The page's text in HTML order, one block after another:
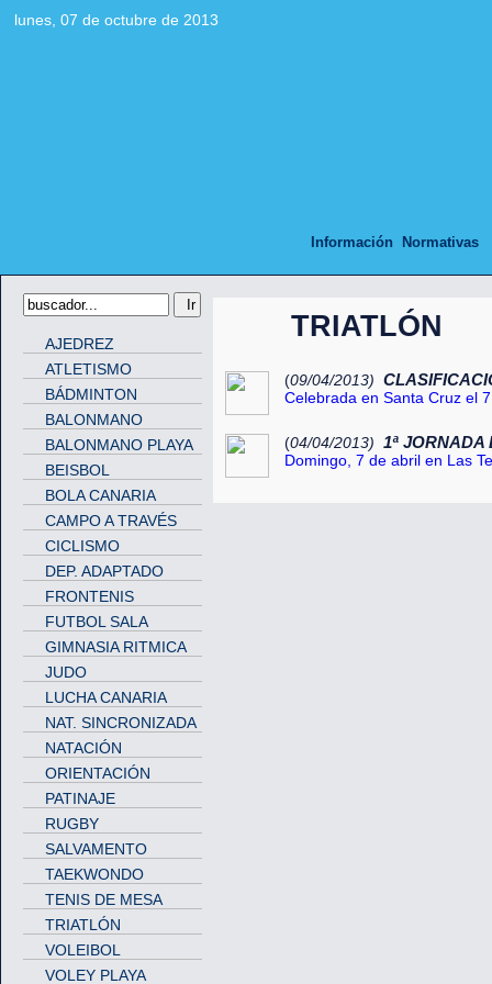
lunes, 07 de octubre de 2013
AJEDREZ
ATLETISMO
BÁDMINTON
BALONMANO
BALONMANO PLAYA
BEISBOL
BOLA CANARIA
CAMPO A TRAVÉS
CICLISMO
DEP. ADAPTADO
FRONTENIS
FUTBOL SALA
GIMNASIA RITMICA
JUDO
LUCHA CANARIA
NAT. SINCRONIZADA
NATACIÓN
ORIENTACIÓN
PATINAJE
RUGBY
SALVAMENTO
TAEKWONDO
TENIS DE MESA
TRIATLÓN
VOLEIBOL
VOLEY PLAYA
TRIATLÓN
(09/04/2013)
Celebrada en Santa Cruz el
(04/04/2013) 1ª JORNADA
Domingo, 7 de abril en Las
Información Normativas